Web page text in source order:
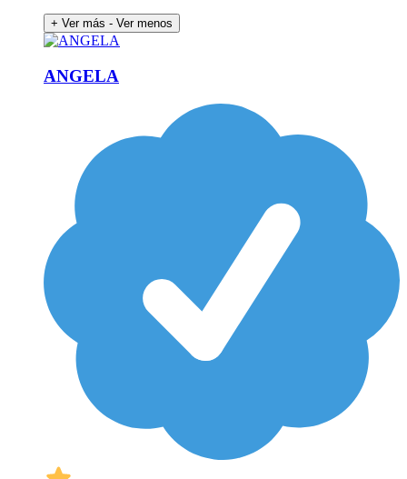
+ Ver más - Ver menos
ANGELA